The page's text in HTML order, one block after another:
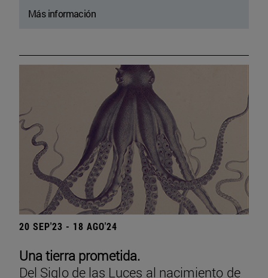
Más información
20 SEP'23 - 18 AGO'24
Una tierra prometida.
Del Siglo de las Luces al nacimiento de